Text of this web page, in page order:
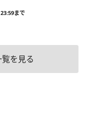
まで
を見る